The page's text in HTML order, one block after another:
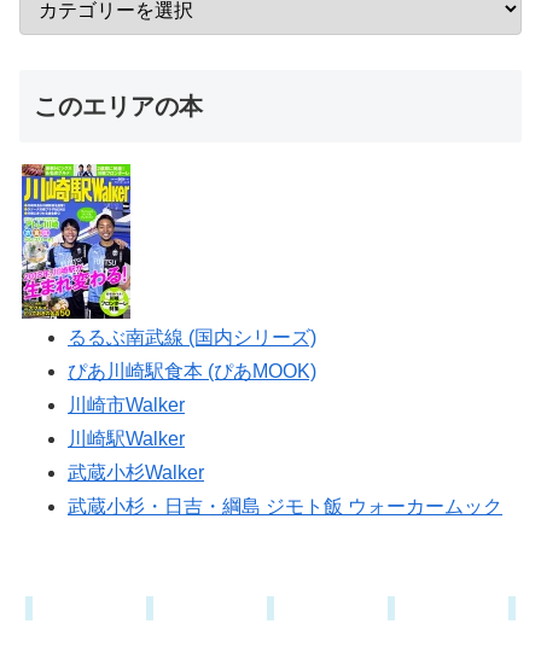
このエリアの本
るるぶ南武線 (国内シリーズ)
ぴあ川崎駅食本 (ぴあMOOK)
川崎市Walker
川崎駅Walker
武蔵小杉Walker
武蔵小杉・日吉・綱島 ジモト飯 ウォーカームック